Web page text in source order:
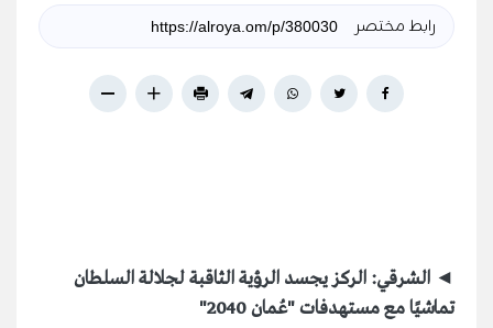
رابط مختصر
◄ الشرقي: الركز يجسد الرؤية الثاقبة لجلالة السلطان
تماشيًا مع مستهدفات "عُمان 2040"